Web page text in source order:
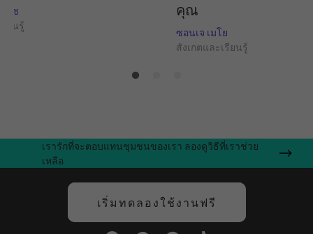
นช
ยนรู้
คุณ
ซอนเจ เมโย
สังเกตและเรียนรู้
เรารักที่จะตอบแทนชุมชนของเรา ลองดูวิธีที่เราช่วย
เหลือ
เริ่มทดลองใช้งานฟรี